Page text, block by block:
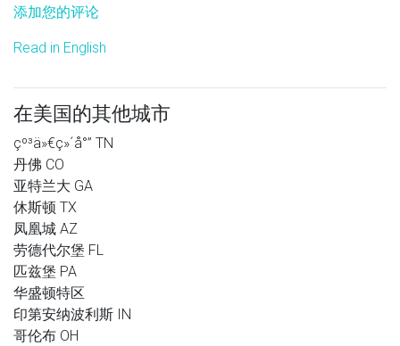
添加您的评论
Read in English
在美国的其他城市
çº³ä»€ç»´å°” TN
丹佛 CO
亚特兰大 GA
休斯顿 TX
凤凰城 AZ
劳德代尔堡 FL
匹兹堡 PA
华盛顿特区
印第安纳波利斯 IN
哥伦布 OH